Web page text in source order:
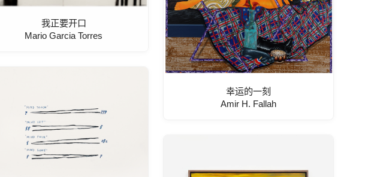
我正要开口
Mario Garcia Torres
幸运的一刻
Amir H. Fallah